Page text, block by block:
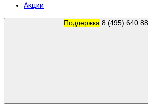
Акции
Поддержка